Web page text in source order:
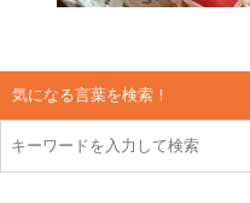
気になる言葉を検索！